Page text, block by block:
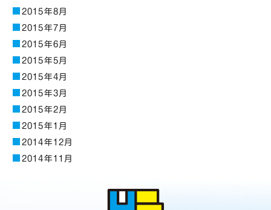
2015年8月
2015年7月
2015年6月
2015年5月
2015年4月
2015年3月
2015年2月
2015年1月
2014年12月
2014年11月